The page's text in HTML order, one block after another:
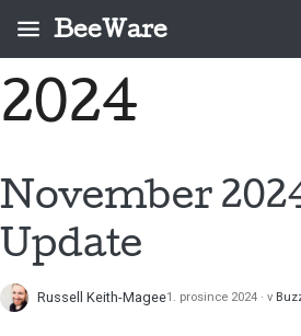
BeeWare
Pište co se má vyhledat
Co je BeeWare?
Příběhy úspěchu
Kontakt
Kodex chování
Řízení projektu
Nabídka placené
spolupráce
Noví přispěvatelé
přispíváním
funkce
Třídění
Průvodce sprinty
Pamětní mince
Buzz
2024
November
Update
Russell Keith-Magee1. prosince 2024 v